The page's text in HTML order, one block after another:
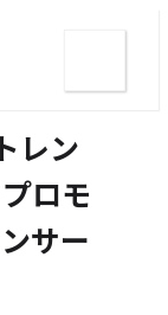
ュ
レン
ロモ
サー